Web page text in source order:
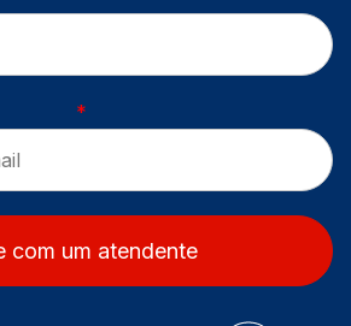
*
com um atendente